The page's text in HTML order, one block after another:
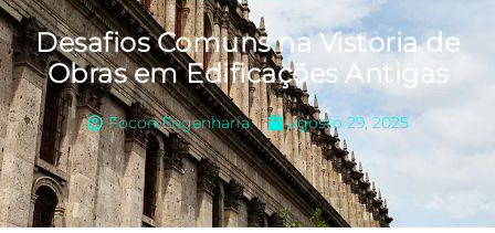
Desafios Comuns na Vistoria de
Obras em Edificações Antigas
Focon Engenharia agosto 29, 2025